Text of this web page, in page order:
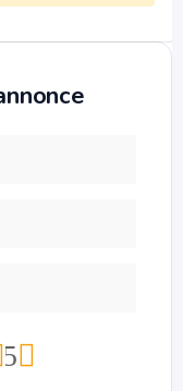
5